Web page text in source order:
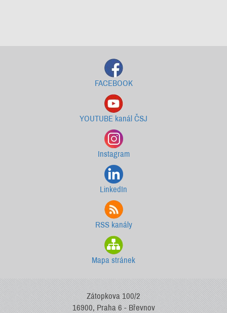
FACEBOOK
YOUTUBE kanál ČSJ
Instagram
LinkedIn
RSS kanály
Mapa stránek
Zátopkova 100/2
16900, Praha 6 - Břevnov